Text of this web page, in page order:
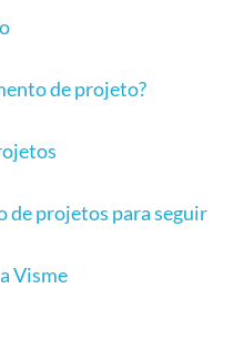
de projeto?
de projetos para seguir
Visme